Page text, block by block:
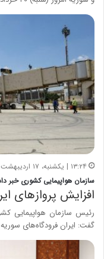
۱۳:۲۴ | یکشنبه، ۱۷ اردیبهشت ۱۴۰۲
سازمان هواپیمایی کشوری خبر
افزایش پروازهای ایران و
رئیس سازمان هواپیمایی
گفت:‌ ایران فرودگاه‌های